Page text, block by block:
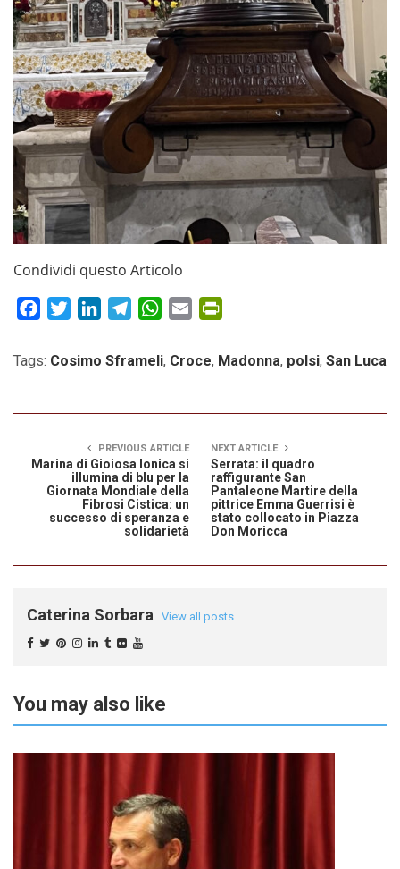
Condividi questo Articolo
FacebookTwitterLinkedInTelegramWhatsApp
Email
Tags: Cosimo Sframeli, Croce, Madonna, polsi, San Luca
PREVIOUS ARTICLE
Marina di Gioiosa Ionica si
illumina di blu per la
Giornata Mondiale della
Fibrosi Cistica: un
successo di speranza e
solidarietà
NEXT ARTICLE
Serrata: il quadro
raffigurante San
Pantaleone Martire della
pittrice Emma Guerrisi è
stato collocato in Piazza
Don Moricca
Caterina Sorbara View all posts
You may also like